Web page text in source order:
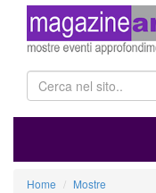
Home Mostre